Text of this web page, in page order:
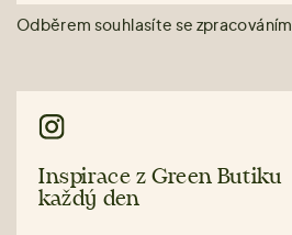
Odběrem souhlasíte se zpracováním
Inspirace z Green Butiku
každý den